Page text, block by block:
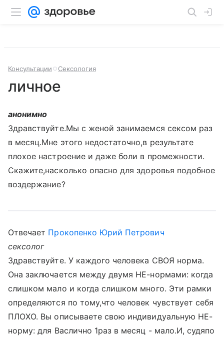
Консультации Сексология
личное
анонимно
Здравствуйте.Мы с женой занимаемся сексом раз
в месяц.Мне этого недостаточно,в результате
плохое настроение и даже боли в промежности.
Скажите,насколько опасно для здоровья подобное
воздержание?
Отвечает Прокопенко Юрий Петрович
сексолог
Здравствуйте. У каждого человека СВОЯ норма.
Она заключается между двумя НЕ-нормами: когда
слишком мало и когда слишком много. Эти рамки
определяются по тому,что человек чувствует себя
ПЛОХО. Вы описываете свою индивидуальную НЕ-
норму: для Васлично 1раз в месяц - мало.И, судяпо